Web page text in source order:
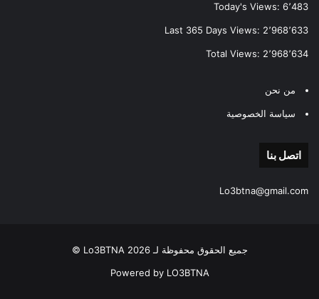
Today's Views: 6٬483
Last 365 Days Views: 2٬968٬633
Total Views: 2٬968٬634
من نحن
سياسة الخصوصية
اتصل بنا
Lo3btna@gmail.com
جميع الحقوق محفوظة لـ Lo3BTNA 2026 ©
Powered by LO3BTNA